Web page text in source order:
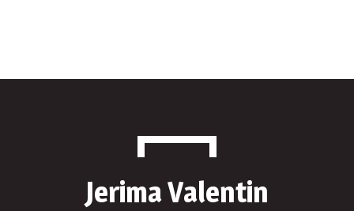
Despre Noi
Jerima Valentin